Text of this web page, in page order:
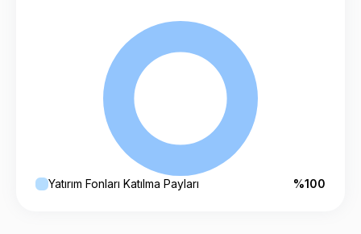
Yatırım Fonları Katılma Payları %100